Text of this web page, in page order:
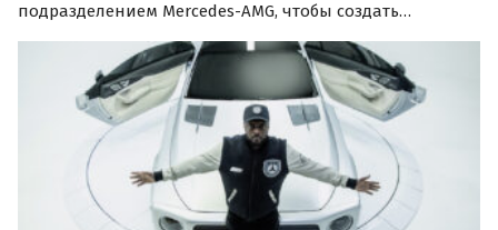
подразделением Mercedes-AMG, чтобы создать
получившая название The Flip, представляет собой
спортивное купе с начинкой от гибридного лифтбека
Mercedes-AMG…